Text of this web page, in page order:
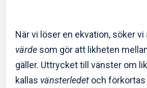
När vi löser en ekvation, söker
värde som gör att likheten
gäller. Uttrycket till vänster om
kallas vänsterledet och förkortas